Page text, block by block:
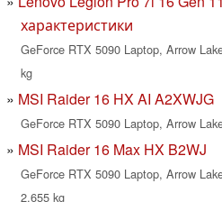
характеристики
GeForce RTX 5090 Laptop, Arrow
kg
MSI Raider 16 HX AI A2XWJG
GeForce RTX 5090 Laptop, Arrow
MSI Raider 16 Max HX B2WJ
GeForce RTX 5090 Laptop, Arrow
2.655 kg